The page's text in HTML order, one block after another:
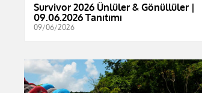
Survivor 2026 Ünlüler & Gönüllüler |
09.06.2026 Tanıtımı
09/06/2026